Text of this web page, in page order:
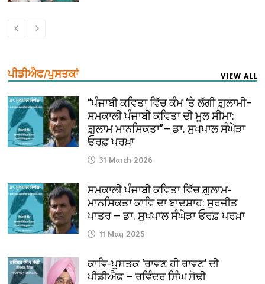
ਪੀਡੀਐਫ/ਪੁਸਤਕਾਂ VIEW ALL
“ਪੰਜਾਬੀ ਕਵਿਤਾ ਵਿੱਚ ਕੰਮ ‘ਤੇ ਲੱਗੀ ਗ਼ੁਲਾਮੀ–
ਸਮਕਾਲੀ ਪੰਜਾਬੀ ਕਵਿਤਾ ਦੀ ਮੂਲ ਸੀਮਾ:
ਗ਼ੁਲਾਮ ਮਾਨਸਿਕਤਾ”— ਡਾ. ਸੁਖਪਾਲ ਸੰਘੇੜਾ
ਓਰਫ਼ ਪਰਖ਼ਾ
31 March 2026
ਸਮਕਾਲੀ ਪੰਜਾਬੀ ਕਵਿਤਾ ਵਿੱਚ ਗ਼ੁਲਾਮ-
ਮਾਨਸਿਕਤਾ ਕਾਵਿ ਦਾ ਬਾਦਸ਼ਾਹ: ਸੁਰਜੀਤ
ਪਾਤਰ — ਡਾ. ਸੁਖਪਾਲ ਸੰਘੇੜਾ ਓਰਫ਼ ਪਰਖ਼ਾ
11 May 2025
ਕਾਵਿ-ਪੁਸਤਕ ‘ਰਾਵਣ ਹੀ ਰਾਵਣ’ ਦੀ
ਪੀਡੀਐਫ — ਰਵਿੰਦਰ ਸਿੰਘ ਸੋਢੀ